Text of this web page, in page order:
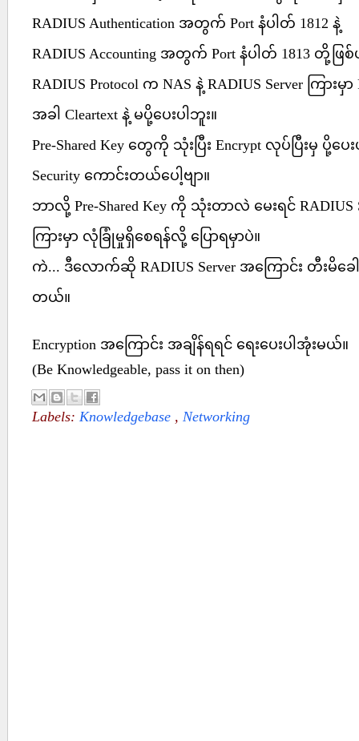
RADIUS Authentication အတွက် Port နံပါတ် 1812 နဲ့
RADIUS Accounting အတွက် Port နံပါတ် 1813 တို့ဖြ
RADIUS Protocol က NAS နဲ့ RADIUS Server ကြား
အခါ Cleartext နဲ့ မပို့ပေးပါဘူး။
Pre-Shared Key တွေကို သုံးပြီး Encrypt လုပ်ပြီးမှ ပို့ပ
Security ကောင်းတယ်ပေါ့ဗျာ။
ဘာလို့ Pre-Shared Key ကို သုံးတာလဲ မေးရင် RADIUS
ကြားမှာ လုံခြုံမှုရှိစေရန်လို့ ပြောရမှာပဲ။
ကဲ... ဒီလောက်ဆို RADIUS Server အကြောင်း တီးမိခ
တယ်။
Encryption အကြောင်း အချိန်ရရင် ရေးပေးပါအုံးမယ်။
(Be Knowledgeable, pass it on then)
Labels: Knowledgebase , Networking